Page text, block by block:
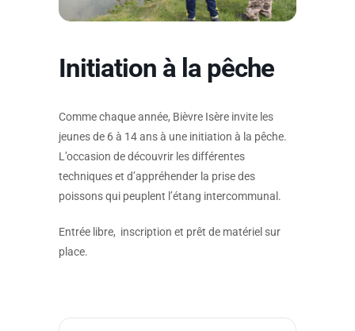
Initiation à la pêche
Comme chaque année, Bièvre Isère invite les
jeunes de 6 à 14 ans à une initiation à la pêche.
L’occasion de découvrir les différentes
techniques et d’appréhender la prise des
poissons qui peuplent l’étang intercommunal.
Entrée libre, inscription et prêt de matériel sur
place.